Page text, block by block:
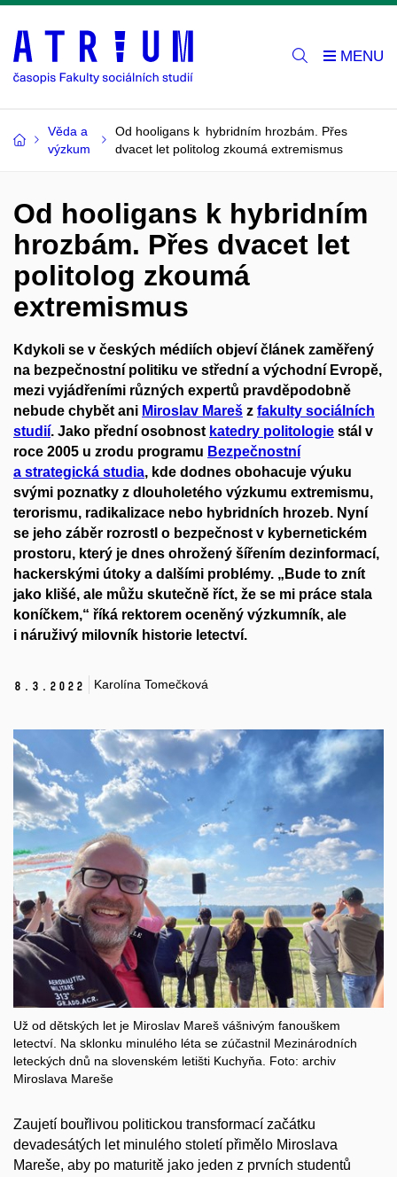
Věda a
výzkum
Od hooligans k hybridním hrozbám. Přes
dvacet let politolog zkoumá extremismus
Od hooligans k hybridním
hrozbám. Přes dvacet let
politolog zkoumá
extremismus
Kdykoli se v českých médiích objeví článek zaměřený
na bezpečnostní politiku ve střední a východní Evropě,
mezi vyjádřeními různých expertů pravděpodobně
nebude chybět ani Miroslav Mareš z fakulty sociálních
studií. Jako přední osobnost katedry politologie stál v
roce 2005 u zrodu programu Bezpečnostní
a strategická studia, kde dodnes obohacuje výuku
svými poznatky z dlouholetého výzkumu extremismu,
terorismu, radikalizace nebo hybridních hrozeb. Nyní
se jeho záběr rozrostl o bezpečnost v kybernetickém
prostoru, který je dnes ohrožený šířením dezinformací,
hackerskými útoky a dalšími problémy. „Bude to znít
jako klišé, ale můžu skutečně říct, že se mi práce stala
koníčkem,“ říká rektorem oceněný výzkumník, ale
i náruživý milovník historie letectví.
8. 3. 2022 Karolína Tomečková
Už od dětských let je Miroslav Mareš vášnivým fanouškem
letectví. Na sklonku minulého léta se zúčastnil Mezinárodních
leteckých dnů na slovenském letišti Kuchyňa. Foto: archiv
Miroslava Mareše
Zaujetí bouřl ivou politickou transformací začátku
devadesátých let minulého století přimělo Miroslava
Mareše, aby po maturitě jako jeden z prvních studentů